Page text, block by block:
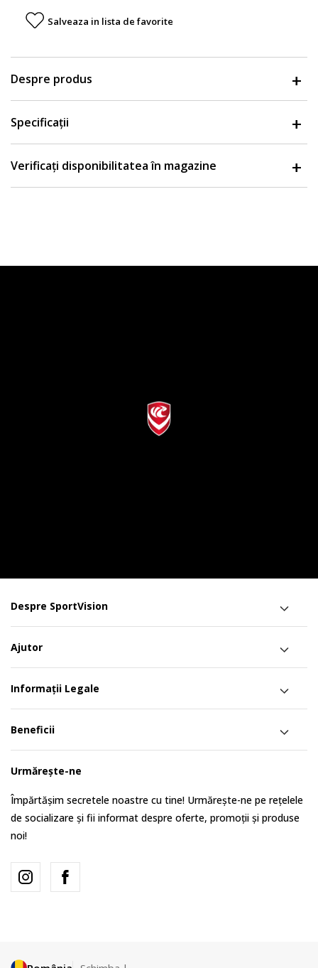
Salveaza in lista de favorite
Despre produs
Specificații
Verificați disponibilitatea în magazine
Despre SportVision
Ajutor
Informații Legale
Beneficii
Urmărește-ne
Împărtășim secretele noastre cu tine! Urmărește-ne pe rețelele
de socializare și fii informat despre oferte, promoții și produse
noi!